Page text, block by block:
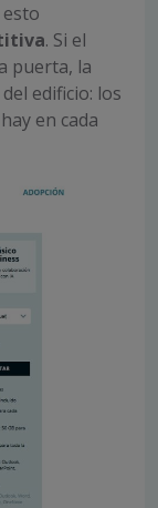
. Si el
puerta, la
edificio: los
en cada